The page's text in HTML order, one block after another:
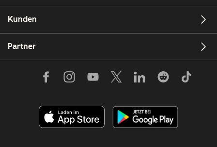
Kunden
Partner